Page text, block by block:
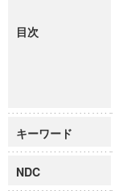
目次
キーワード
NDC